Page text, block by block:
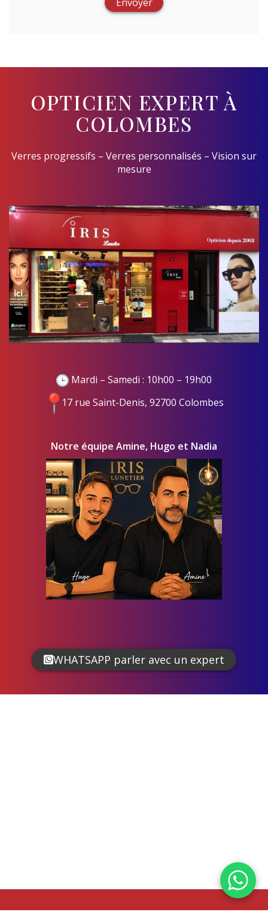
OPTICIEN EXPERT À
COLOMBES
Verres progressifs – Verres personnalisés – Vision sur
mesure
Mardi – Samedi : 10h00 – 19h00
17 rue Saint-Denis, 92700 Colombes
Notre équipe Amine, Hugo et Nadia
WHATSAPP parler avec un expert
OpenStreetMap